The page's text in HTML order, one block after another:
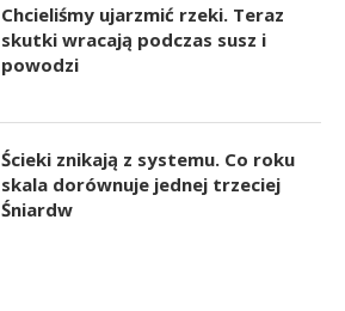
Chcieliśmy ujarzmić rzeki. Teraz
skutki wracają podczas susz i
powodzi
Ścieki znikają z systemu. Co roku
skala dorównuje jednej trzeciej
Śniardw